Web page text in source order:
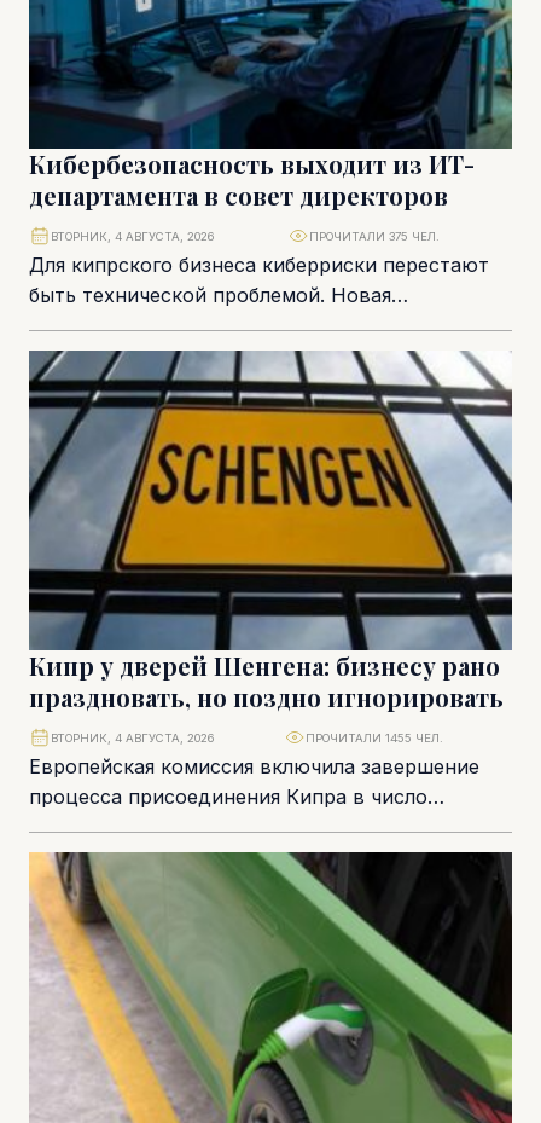
Кибербезопасность выходит из ИТ-
департамента в совет директоров
Для кипрского бизнеса киберриски перестают
быть технической проблемой. Новая
регуляторная повестка Европейского союза
меняет саму систему корпоративного
управления, а ответственность...
ВТОРНИК, 4 АВГУСТА, 2026 ПРОЧИТАЛИ 375 ЧЕЛ.
Кипр у дверей Шенгена: бизнесу рано
праздновать, но поздно игнорировать
Европейская комиссия включила завершение
процесса присоединения Кипра в число
приоритетов, зафиксированных в докладе State
of Schengen 2026. Проведенная в декабре...
ВТОРНИК, 4 АВГУСТА, 2026 ПРОЧИТАЛИ 1455 ЧЕЛ.